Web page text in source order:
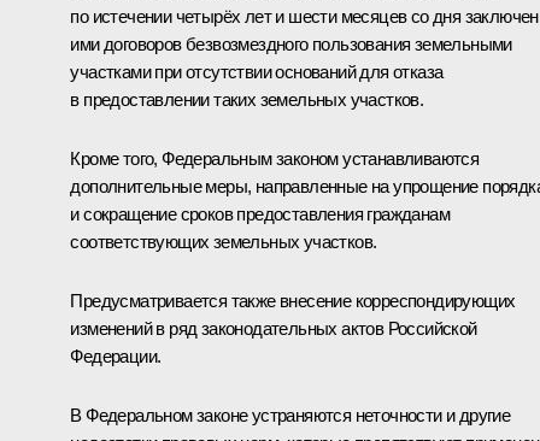
по истечении четырёх лет и шести месяцев со дня
ими договоров безвозмездного пользования земельными
участками при отсутствии оснований для отказа
в предоставлении таких земельных участков.
Кроме того, Федеральным законом устанавливаются
дополнительные меры, направленные на упрощение
и сокращение сроков предоставления гражданам
соответствующих земельных участков.
Предусматривается также внесение корреспондирующих
изменений в ряд законодательных актов Российской
Федерации.
В Федеральном законе устраняются неточности и другие